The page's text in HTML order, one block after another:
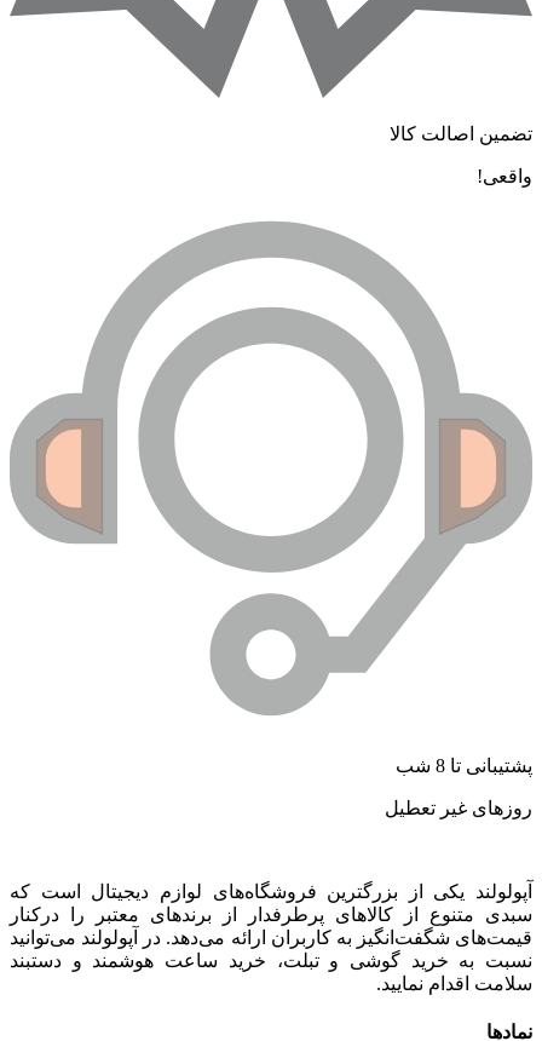
تضمین اصالت کالا
واقعی!
پشتیبانی تا 8 شب
روزهای غیر تعطیل
آپولولند یکی از بزرگترین فروشگاه‌های لوازم دیجیتال است که
سبدی متنوع از کالاهای پرطرفدار از برندهای معتبر را درکنار
قیمت‌های شگفت‌انگیز به کاربران ارائه می‌دهد. در آپولولند می‌توانید
نسبت به خرید گوشی و تبلت، خرید ساعت هوشمند و دستبند
سلامت اقدام نمایید.
نمادها